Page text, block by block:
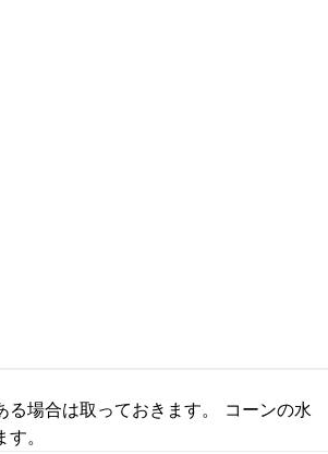
る場合は取っておきます。 コーンの水
。